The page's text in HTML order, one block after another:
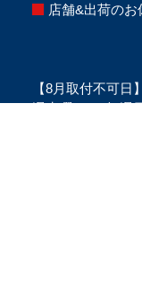
店舗&出荷のお
【8月取付不可
週水曜PM、毎週